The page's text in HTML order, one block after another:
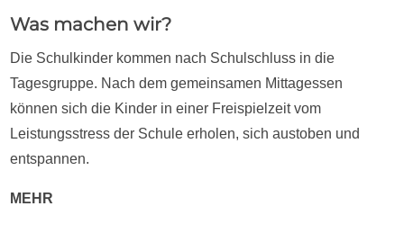
Was machen wir?
Die Schulkinder kommen nach Schulschluss in die
Tagesgruppe. Nach dem gemeinsamen Mittagessen
können sich die Kinder in einer Freispielzeit vom
Leistungsstress der Schule erholen, sich austoben und
entspannen.
MEHR